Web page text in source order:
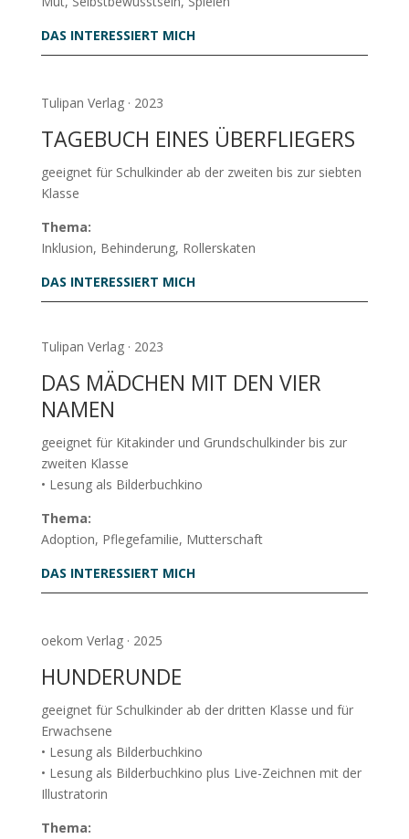
DAS INTERESSIERT MICH
Tulipan Verlag · 2023
TAGEBUCH EINES ÜBERFLIEGERS
geeignet für Schulkinder ab der zweiten bis zur siebten
Klasse
Thema:
Inklusion, Behinderung, Rollerskaten
DAS INTERESSIERT MICH
Tulipan Verlag · 2023
DAS MÄDCHEN MIT DEN VIER
NAMEN
geeignet für Kitakinder und Grundschulkinder bis zur
zweiten Klasse
• Lesung als Bilderbuchkino
Thema:
Adoption, Pflegefamilie, Mutterschaft
DAS INTERESSIERT MICH
oekom Verlag · 2025
HUNDERUNDE
geeignet für Schulkinder ab der dritten Klasse und für
Erwachsene
• Lesung als Bilderbuchkino
• Lesung als Bilderbuchkino plus Live-Zeichnen mit der
Illustratorin
Thema: